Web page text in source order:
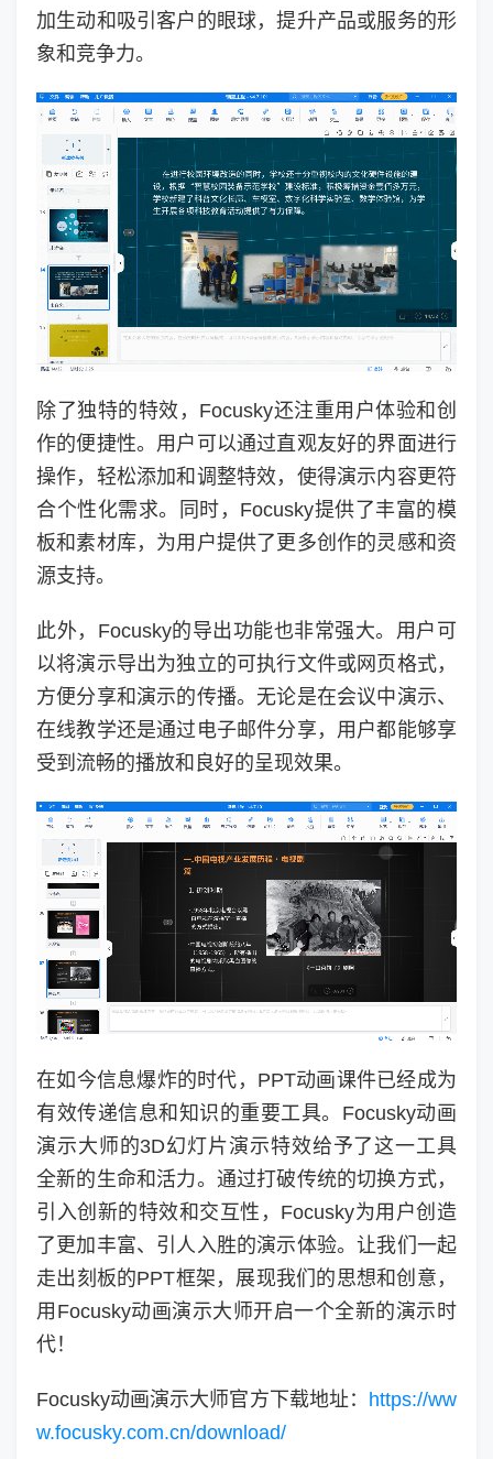
加生动和吸引客户的眼球，提升产品或服务的形
象和竞争力。
除了独特的特效，Focusky还注重用户体验和创
作的便捷性。用户可以通过直观友好的界面进行
操作，轻松添加和调整特效，使得演示内容更符
合个性化需求。同时，Focusky提供了丰富的模
板和素材库，为用户提供了更多创作的灵感和资
源支持。
此外，Focusky的导出功能也非常强大。用户可
以将演示导出为独立的可执行文件或网页格式，
方便分享和演示的传播。无论是在会议中演示、
在线教学还是通过电子邮件分享，用户都能够享
受到流畅的播放和良好的呈现效果。
在如今信息爆炸的时代，PPT动画课件已经成为
有效传递信息和知识的重要工具。Focusky动画
演示大师的3D幻灯片演示特效给予了这一工具
全新的生命和活力。通过打破传统的切换方式，
引入创新的特效和交互性，Focusky为用户创造
了更加丰富、引人入胜的演示体验。让我们一起
走出刻板的PPT框架，展现我们的思想和创意，
用Focusky动画演示大师开启一个全新的演示时
代！
Focusky动画演示大师官方下载地址： https://ww
w.focusky.com.cn/download/